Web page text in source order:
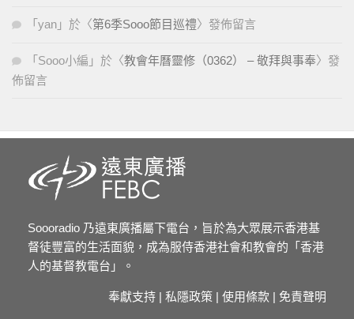
「 yan 」於〈第6季Sooo節目巡禮〉發佈留言
「 Sooo小編 」於〈教會年曆靈修（0362） – 敬拜與事奉〉發
佈留言
Soooradio 乃遠東廣播屬下電台，旨於為大眾展示香港基
督徒豐富的生活面貌，成為服侍香港社會和教會的「香港
人的基督教電台」。
奉獻支持 | 私隱政策 | 使用條款 | 免責聲明